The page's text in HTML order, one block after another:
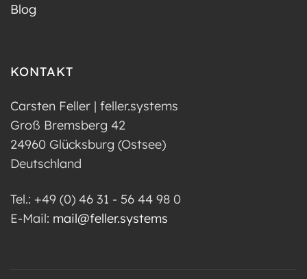
Blog
KONTAKT
Carsten Feller | feller.systems
Groß Bremsberg 42
24960 Glücksburg (Ostsee)
Deutschland
Tel.: +49 (0) 46 31 - 56 44 98 0
E-Mail: mail@feller.systems